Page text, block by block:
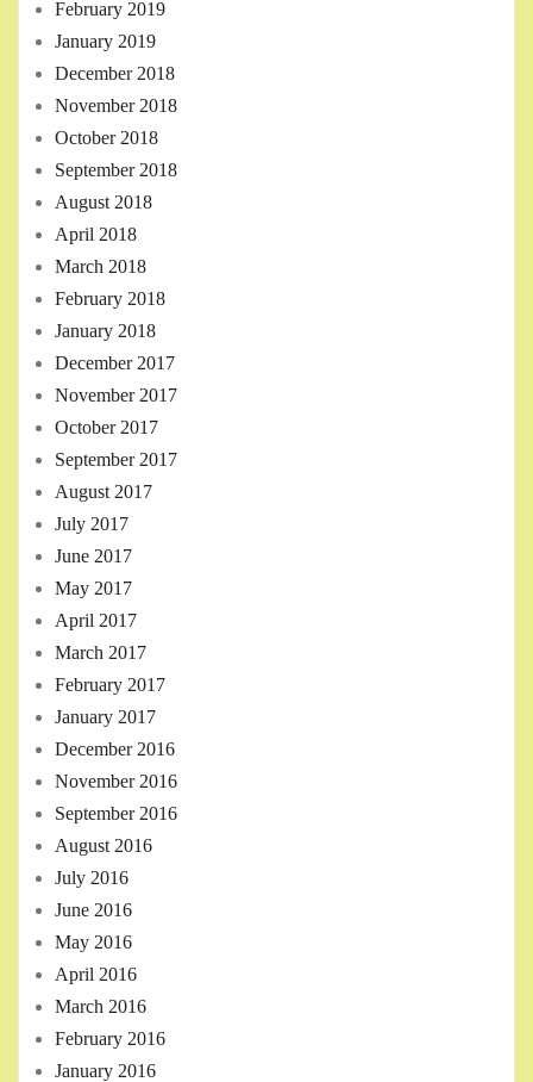
February 2019
January 2019
December 2018
November 2018
October 2018
September 2018
August 2018
April 2018
March 2018
February 2018
January 2018
December 2017
November 2017
October 2017
September 2017
August 2017
July 2017
June 2017
May 2017
April 2017
March 2017
February 2017
January 2017
December 2016
November 2016
September 2016
August 2016
July 2016
June 2016
May 2016
April 2016
March 2016
February 2016
January 2016